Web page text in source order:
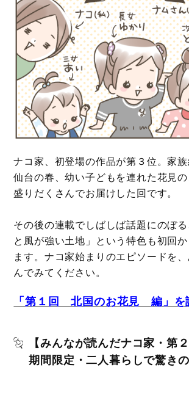
ナコ家、初登場の作品が第３位。家族
仙台の春、幼い子どもを連れた花見
盛りだくさんでお届けした回です。
その後の連載でしばしば話題にのぼ
と風が強い土地」という特色も初回
ます。ナコ家始まりのエピソードを
んでみてください。
「第１回 北国のお花見 編」を
【みんなが読んだナコ家・第
期間限定・二人暮らしで驚きの